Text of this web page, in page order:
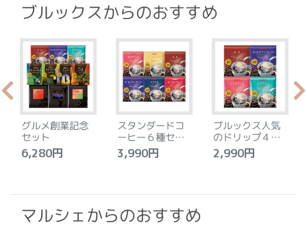
ブルックスからのおすすめ
グルメ創業記念
セット
6,280円
スタンダードコ
ーヒー６種セッ
ト
3,990円
ブルックス人気
のドリップ４種
セット
2,990円
マルシェからのおすすめ